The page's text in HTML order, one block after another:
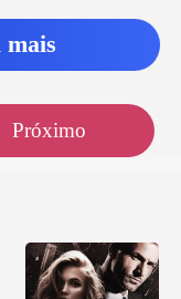
mais
Próximo